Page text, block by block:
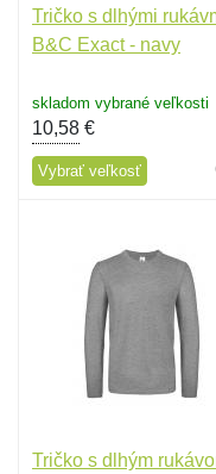
Tričko s dlhými
B&C Exact - navy
skladom vybrané veľkosti
10,58 €
Vybrať veľkosť
Tričko s dlhým